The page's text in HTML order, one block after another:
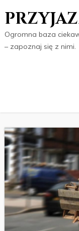
Ogromna baza
– zapoznaj się z nimi.